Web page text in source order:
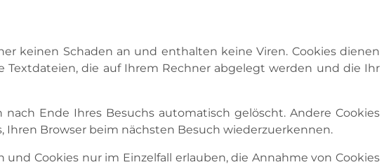
keinen Schaden an und enthalten keine Viren. Cookies dienen
Textdateien, die auf Ihrem Rechner abgelegt werden und die Ihr
Ende Ihres Besuchs automatisch gelöscht. Andere Cookies
Ihren Browser beim nächsten Besuch wiederzuerkennen.
Cookies nur im Einzelfall erlauben, die Annahme von Cookies